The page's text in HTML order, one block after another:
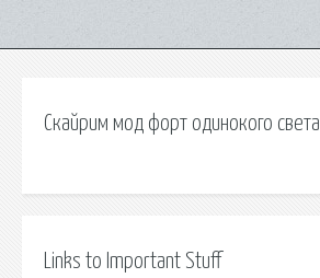
Скайрим мод форт одинокого света
Links to Important Stuff